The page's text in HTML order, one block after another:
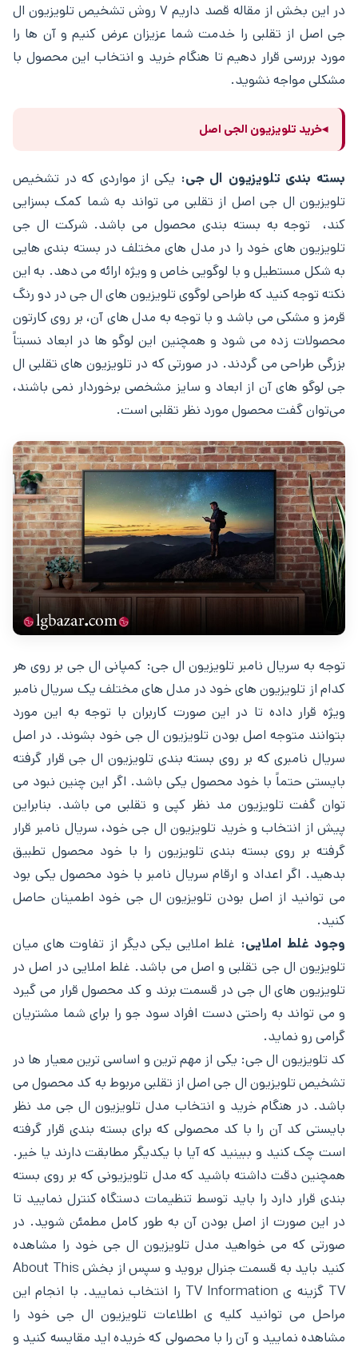
در این بخش از مقاله قصد داریم ۷ روش تشخیص تلویزیون ال
جی اصل از تقلبی را خدمت شما عزیزان عرض کنیم و آن ها را
مورد بررسی قرار دهیم تا هنگام خرید و انتخاب این محصول با
مشکلی مواجه نشوید.
◂خرید تلویزیون الجی اصل
بسته بندی تلویزیون ال جی: یکی از مواردی که در تشخیص
تلویزیون ال جی اصل از تقلبی می ‌تواند به شما کمک بسزایی
کند، توجه به بسته ‌بندی محصول می ‌باشد. شرکت ال جی
تلویزیون‌ های خود را در مدل‌ های مختلف در بسته ‌بندی ‌هایی
به شکل مستطیل و با لوگویی خاص و ویژه ارائه می‌ دهد. به این
نکته توجه کنید که طراحی لوگوی تلویزیون های ال جی در دو رنگ
قرمز و مشکی می ‌باشد و با توجه به مدل‌ های آن، بر روی کارتون
محصولات زده می ‌شود و همچنین این لوگو ها در ابعاد نسبتاً
بزرگی طراحی می ‌گردند. در صورتی که در تلویزیون ‌های تقلبی ال
جی لوگو های آن از ابعاد و سایز مشخصی برخوردار نمی ‌باشند،
می‌توان گفت محصول مورد نظر تقلبی است.
توجه به سریال نامبر تلویزیون ال جی: کمپانی ال جی بر روی هر
کدام از تلویزیون‌ های خود در مدل ‌های مختلف یک سریال نامبر
ویژه قرار داده تا در این صورت کاربران با توجه به این مورد
بتوانند متوجه اصل بودن تلویزیون ال جی خود بشوند. در اصل
سریال نامبری که بر روی بسته‌ بندی تلویزیون ال جی قرار گرفته
بایستی حتماً با خود محصول یکی باشد. اگر این چنین نبود می
‌توان گفت تلویزیون مد نظر کپی و تقلبی می ‌باشد. بنابراین
پیش از انتخاب و خرید تلویزیون ال جی خود، سریال نامبر قرار
گرفته بر روی بسته ‌بندی تلویزیون را با خود محصول تطبیق
بدهید. اگر اعداد و ارقام سریال نامبر با خود محصول یکی بود
می توانيد از اصل بودن تلویزیون ال جی خود اطمینان حاصل
کنید.
وجود غلط املایی: غلط املایی یکی دیگر از تفاوت‌ های میان
تلویزیون ال جی تقلبی و اصل می ‌باشد. غلط املایی در اصل در
تلویزیون ‌های ال جی در قسمت برند و کد محصول قرار می‌ گیرد
و می تواند به راحتی دست افراد سود جو را برای شما مشتریان
گرامی رو نماید.
کد تلویزیون ال جی: یکی از مهم ترین و اساسی ‌ترین معیار ها در
تشخیص تلویزیون ال جی اصل از تقلبی مربوط به کد محصول می
‌باشد. در هنگام خرید و انتخاب مدل تلویزیون ال جی مد نظر
بایستی کد آن را با کد محصولی که برای بسته ‌بندی قرار گرفته
است چک کنید و ببینید که آیا با یکدیگر مطابقت دارند یا خیر.
همچنین دقت داشته باشید که مدل تلویزیونی که بر روی بسته
‌بندی قرار دارد را باید توسط تنظیمات دستگاه کنترل نمایید تا
در این صورت از اصل بودن آن به طور کامل مطمئن شوید. در
صورتی که می ‌خواهید مدل تلویزیون ال جی خود را مشاهده
کنید باید به قسمت جنرال بروید و سپس از بخش About This
TV گزینه ی TV Information را انتخاب نمایید. با انجام این
مراحل می‌ توانید کلیه ی اطلاعات تلویزیون ال جی خود را
مشاهده نمایید و آن را با محصولی که خریده اید مقایسه کنید و